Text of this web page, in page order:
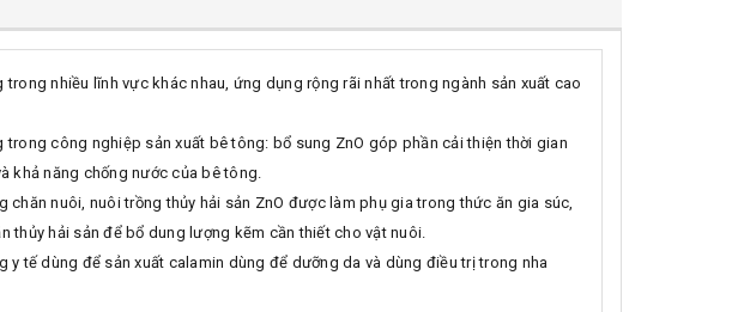
trong nhiều lĩnh vực khác nhau, ứng dụng rộng rãi nhất trong ngành sản xuất cao
trong công nghiệp sản xuất bê tông: bổ sung ZnO góp phần cải thiện thời gian
khả năng chống nước của bê tông.
chăn nuôi, nuôi trồng thủy hải sản ZnO được làm phụ gia trong thức ăn gia súc,
thủy hải sản để bổ dung lượng kẽm cần thiết cho vật nuôi.
y tế dùng để sản xuất calamin dùng để dưỡng da và dùng điều trị trong nha